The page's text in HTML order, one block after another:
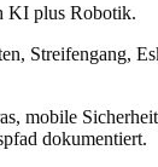
KI plus Robotik.
Streifengang,
mobile
dokumentiert.